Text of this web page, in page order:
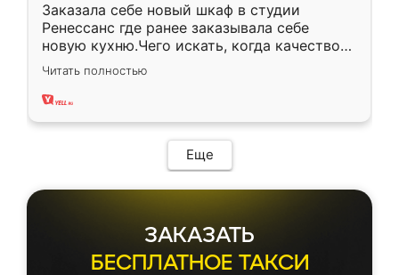
Заказала себе новый шкаф в студии
Ренессанс где ранее заказывала себе
новую кухню.Чего искать, когда качеством
вполне довольна. Служит кухня уже почти
два года, нареканий нет.
Читать полностью
Еще
ЗАКАЗАТЬ
БЕСПЛАТНОЕ ТАКСИ